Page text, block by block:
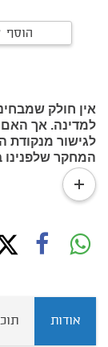
הוסף
אין חולק
למדינה. אך האם
לגישור מנקודת
המחקר שלפנינו
read
more
אודות